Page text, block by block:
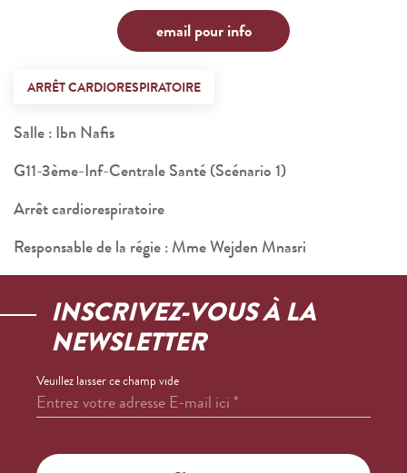
email pour info
ARRÊT CARDIORESPIRATOIRE
Salle : Ibn Nafis
G11-3ème-Inf-Centrale Santé (Scénario 1)
Arrêt cardiorespiratoire
Responsable de la régie : Mme Wejden Mnasri
INSCRIVEZ-VOUS À LA
NEWSLETTER
Veuillez laisser ce champ vide
Entrez votre adresse E-mail ici*